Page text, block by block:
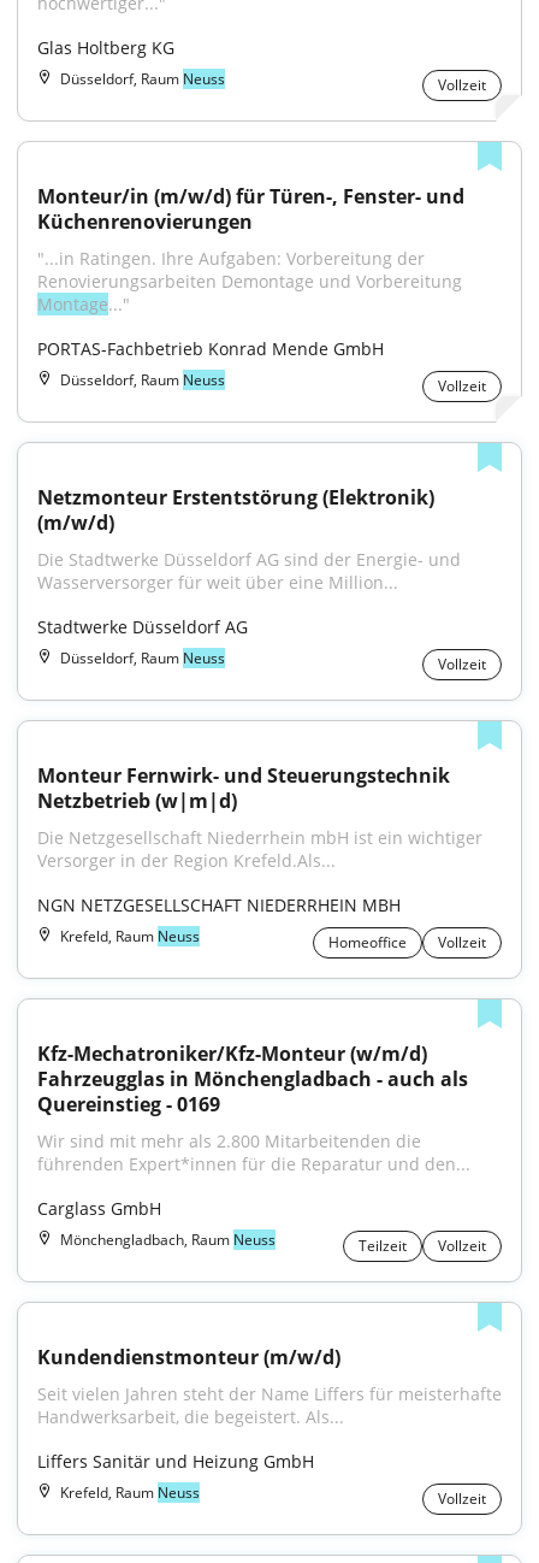
Glas Holtberg KG
Düsseldorf, Raum Neuss Vollzeit
Monteur/in (m/w/d) für Türen-, Fenster- und
Küchenrenovierungen
"...in Ratingen. Ihre Aufgaben: Vorbereitung der
Montage..."
PORTAS-Fachbetrieb Konrad Mende GmbH
Düsseldorf, Raum Neuss Vollzeit
Netzmonteur Erstentstörung (Elektronik)
(m/w/d)
Die Stadtwerke Düsseldorf AG sind der Energie- und
Wasserversorger für weit über eine Million...
Stadtwerke Düsseldorf AG
Düsseldorf, Raum Neuss Vollzeit
Monteur Fernwirk- und Steuerungstechnik
Netzbetrieb (w|m|d)
Die Netzgesellschaft Niederrhein mbH ist ein wichtiger
Versorger in der Region Krefeld.Als...
NGN NETZGESELLSCHAFT NIEDERRHEIN MBH
Krefeld, Raum Neuss Homeoffice Vollzeit
Kfz-Mechatroniker/Kfz-Monteur (w/m/d)
Fahrzeugglas in Mönchengladbach - auch als
Quereinstieg - 0169
Wir sind mit mehr als 2.800 Mitarbeitenden die
führenden Expert*innen für die Reparatur und den...
Carglass GmbH
Mönchengladbach, Raum Neuss Teilzeit Vollzeit
Kundendienstmonteur (m/w/d)
Seit vielen Jahren steht der Name Liffers für meisterhafte
Handwerksarbeit, die begeistert. Als...
Liffers Sanitär und Heizung GmbH
Krefeld, Raum Neuss Vollzeit